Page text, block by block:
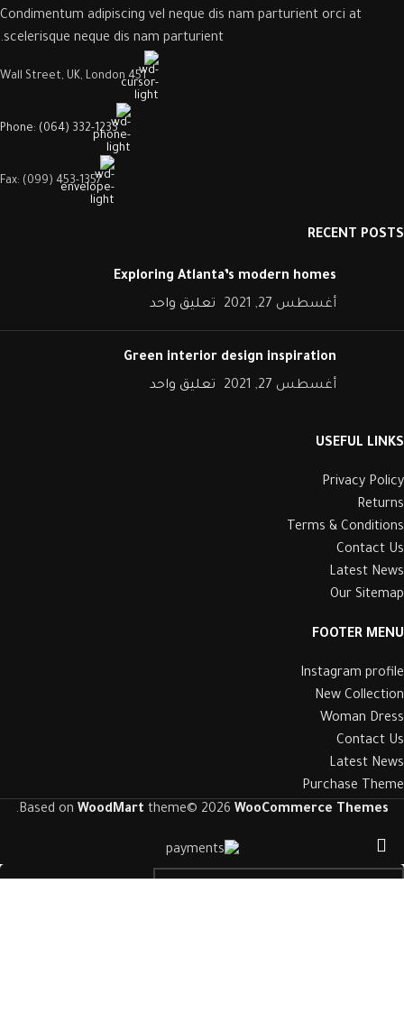
Condimentum adipiscing vel neque dis nam parturient orci at
scelerisque neque dis nam parturient.
451 Wall Street, UK, London
Phone: (064) 332-1233
Fax: (099) 453-1357
RECENT POSTS
Exploring Atlanta’s modern homes
أغسطس 27, 2021
تعليق واحد
Green interior design inspiration
أغسطس 27, 2021
تعليق واحد
USEFUL LINKS
Privacy Policy
Returns
Terms & Conditions
Contact Us
Latest News
Our Sitemap
FOOTER MENU
Instagram profile
New Collection
Woman Dress
Contact Us
Latest News
Purchase Theme
Based on WoodMart theme© 2026 WooCommerce Themes
.